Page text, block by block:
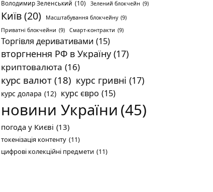
Володимир Зеленський (10) Зелений блокчейн (9)
Київ(20) Масштабування блокчейну (9)
Приватні блокчейни (9) Смарт-контракти (9)
Торгівля деривативами (15)
вторгнення РФ в Україну (17)
криптовалюта (16)
курс валют (18) курс гривні (17)
курс долара (12) курс євро (15)
новини України (45)
погода у Києві (13)
токенізація контенту (11)
цифрові колекційні предмети (11)